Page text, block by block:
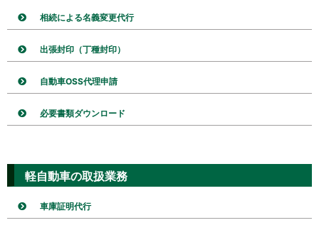
相続による名義変更代行
出張封印（丁種封印）
自動車OSS代理申請
必要書類ダウンロード
軽自動車の取扱業務
車庫証明代行